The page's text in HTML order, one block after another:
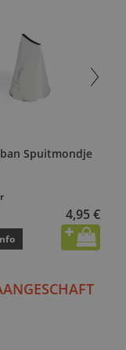
Spuitmondje
4,95 €